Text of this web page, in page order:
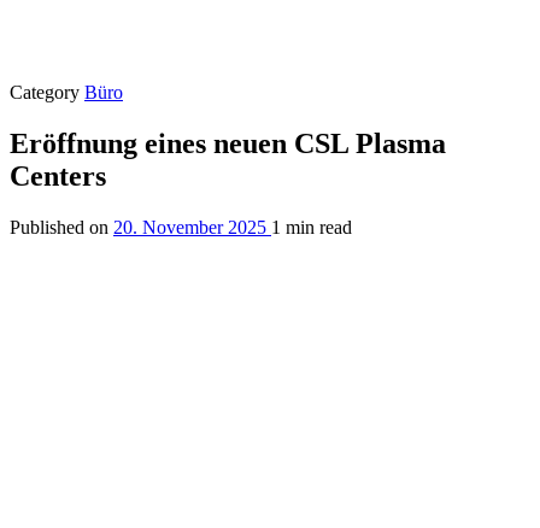
Category Büro
Eröffnung eines neuen CSL Plasma
Centers
Published on 20. November 2025 1 min read